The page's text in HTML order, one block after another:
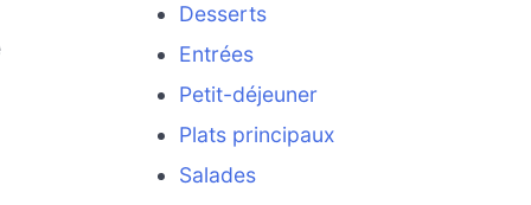
Desserts
Entrées
Petit-déjeuner
Plats principaux
Salades